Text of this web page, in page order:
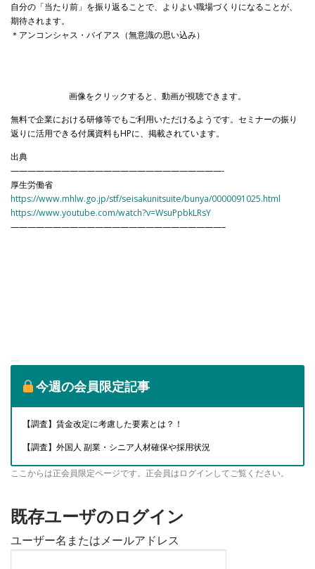
自分の「当たり前」を振り返ることで、よりよい職場づくりになることが、
期待されます。
＊アンコンシャス・バイアス（無意識の思い込み）
画像をクリックすると、動画が視聴できます。
無料で企業における研修等でもご利用いただけるようです。セミナーの振り
返りに活用できる付属資料もHPに、掲載されています。
出典
—————————————————————————-
厚生労働省
https://www.mhlw.go.jp/stf/seisakunitsuite/bunya/0000091025.html
https://www.youtube.com/watch?v=WsuPpbkLRsY
—————————————————————————–
今週の会員限定記事
【調査】賃金改定に考慮した要素とは？！
【調査】外国人 副業・シニア人材確保や採用状況
ここからは正会員限定ページです。正会員はログインしてご覧ください。
既存ユーザのログイン
ユーザー名またはメールアドレス